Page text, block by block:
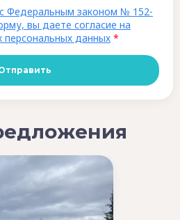
Федеральным законом № 152-
вы даете согласие на
персональных данных *